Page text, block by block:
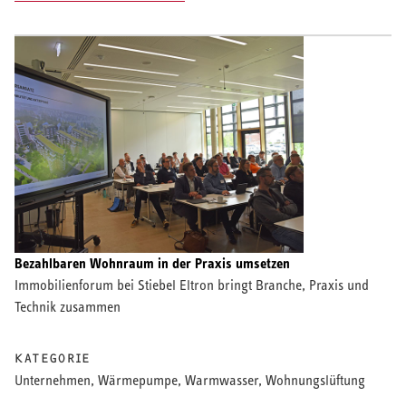
Bezahlbaren Wohnraum in der Praxis umsetzen
Immobilienforum bei Stiebel Eltron bringt Branche, Praxis und
Technik zusammen
KATEGORIE
Unternehmen, Wärmepumpe, Warmwasser, Wohnungslüftung